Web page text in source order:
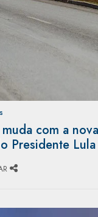
com a
Presidente Lula